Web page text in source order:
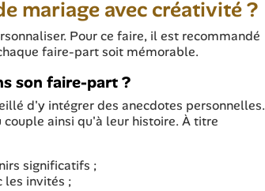
mariage avec créativité ?
Pour ce faire, il est recommandé
faire-part soit mémorable.
son faire-part ?
d'y intégrer des anecdotes personnelles.
ainsi qu'à leur histoire. À titre
significatifs ;
les invités ;